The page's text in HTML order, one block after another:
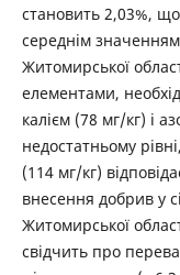
становить 2,03%,
середнім значенням
Житомирської
елементами,
калієм (78 мг/кг) і
недостатньому
(114 мг/кг)
внесення добрив у
Житомирської
свідчить про